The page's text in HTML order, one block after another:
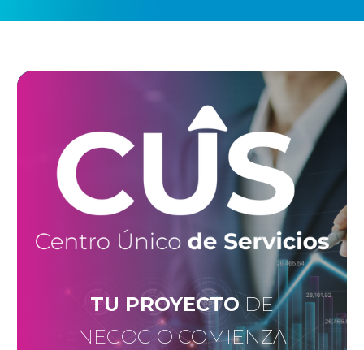
TU PROYECTODE
NEGOCIO COMIENZA